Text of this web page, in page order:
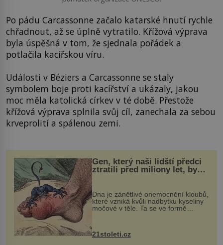
Po pádu Carcassonne začalo katarské hnutí rychle
chřadnout, až se úplně vytratilo. Křížová výprava
byla úspěšná v tom, že sjednala pořádek a
potlačila kacířskou víru.
Události v Béziers a Carcassonne se staly
symbolem boje proti kacířství a ukázaly, jakou
moc měla katolická církev v té době. Přestože
křížová výprava splnila svůj cíl, zanechala za sebou
krveprolití a spálenou zemi.
Gen, který naši lidští předci
ztratili před miliony let, by
mohl pomoci s léčbou
„nemoci králů“
Dna je zánětlivé onemocnění kloubů,
které vzniká kvůli nadbytku kyseliny
močové v těle. Ta se ve formě
nohou, a způsobuje bole...
21stoleti.cz